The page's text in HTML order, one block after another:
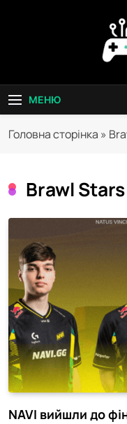
МЕНЮ
Головна сторінка »
Brawl Stars
NAVI вийшли до